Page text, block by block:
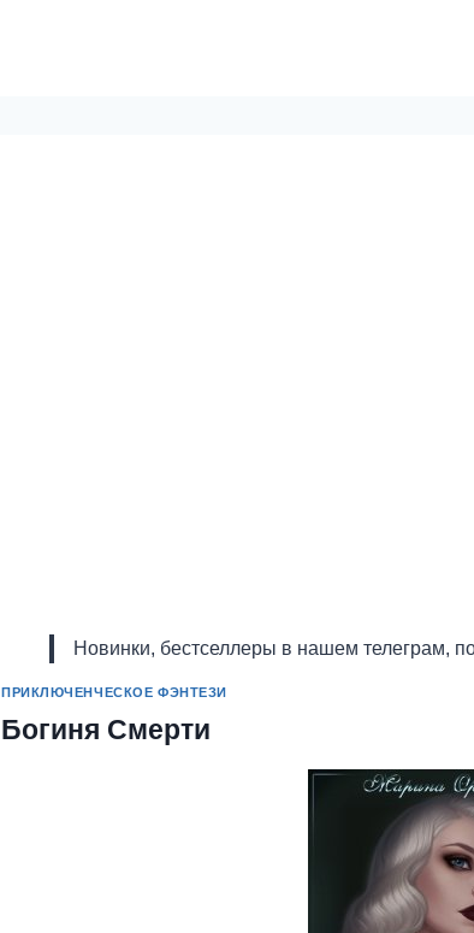
Новинки, бестселлеры в нашем телеграм,
ПРИКЛЮЧЕНЧЕСКОЕ ФЭНТЕЗИ
Богиня Смерти